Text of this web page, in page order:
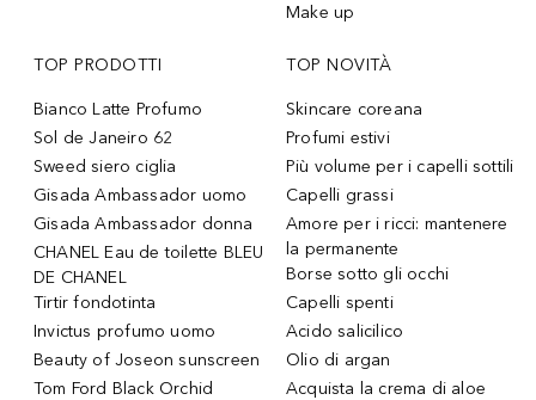
Make up
TOP PRODOTTI
Bianco Latte Profumo
Sol de Janeiro 62
Sweed siero ciglia
Gisada Ambassador uomo
Gisada Ambassador donna
CHANEL Eau de toilette BLEU
DE CHANEL
Tirtir fondotinta
Invictus profumo uomo
Beauty of Joseon sunscreen
Tom Ford Black Orchid
TOP NOVITÀ
Skincare coreana
Profumi estivi
Più volume per i capelli sottili
Capelli grassi
Amore per i ricci: mantenere
la permanente
Borse sotto gli occhi
Capelli spenti
Acido salicilico
Olio di argan
Acquista la crema di aloe